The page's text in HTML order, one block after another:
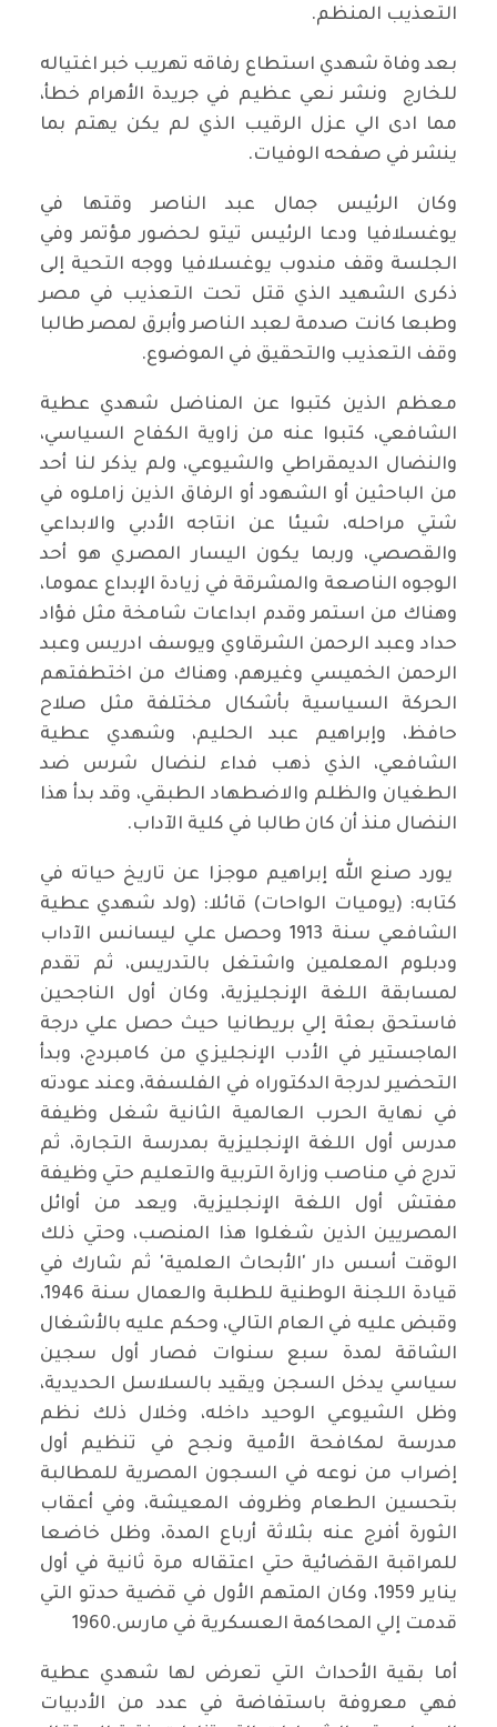
التعذيب المنظم.
بعد وفاة شهدي استطاع رفاقه تهريب خبر اغتياله
للخارج ونشر نعي عظيم في جريدة الأهرام خطأ،
مما ادى الي عزل الرقيب الذي لم يكن يهتم بما
ينشر في صفحه الوفيات.
وكان الرئيس جمال عبد الناصر وقتها في
يوغسلافيا ودعا الرئيس تيتو لحضور مؤتمر وفي
الجلسة وقف مندوب يوغسلافيا ووجه التحية إلى
ذكرى الشهيد الذي قتل تحت التعذيب في مصر
وطبعا كانت صدمة لعبد الناصر وأبرق لمصر طالبا
وقف التعذيب والتحقيق في الموضوع.
معظم الذين كتبوا عن المناضل شهدي عطية
الشافعي، كتبوا عنه من زاوية الكفاح السياسي،
والنضال الديمقراطي والشيوعي، ولم يذكر لنا أحد
من الباحثين أو الشهود أو الرفاق الذين زاملوه في
شتي مراحله، شيئا عن انتاجه الأدبي والابداعي
والقصصي، وربما يكون اليسار المصري هو أحد
الوجوه الناصعة والمشرقة في زيادة الإبداع عموما،
وهناك من استمر وقدم ابداعات شامخة مثل فؤاد
حداد وعبد الرحمن الشرقاوي ويوسف ادريس وعبد
الرحمن الخميسي وغيرهم، وهناك من اختطفتهم
الحركة السياسية بأشكال مختلفة مثل صلاح
حافظ، وإبراهيم عبد الحليم، وشهدي عطية
الشافعي، الذي ذهب فداء لنضال شرس ضد
الطغيان والظلم والاضطهاد الطبقي، وقد بدأ هذا
النضال منذ أن كان طالبا في كلية الآداب.
يورد صنع الله إبراهيم موجزا عن تاريخ حياته في
كتابه: (يوميات الواحات) قائلا: (ولد شهدي عطية
الشافعي سنة 1913 وحصل علي ليسانس الآداب
ودبلوم المعلمين واشتغل بالتدريس، ثم تقدم
لمسابقة اللغة الإنجليزية، وكان أول الناجحين
فاستحق بعثة إلي بريطانيا حيث حصل علي درجة
الماجستير في الأدب الإنجليزي من كامبردج، وبدأ
التحضير لدرجة الدكتوراه في الفلسفة، وعند عودته
في نهاية الحرب العالمية الثانية شغل وظيفة
مدرس أول اللغة الإنجليزية بمدرسة التجارة، ثم
تدرج في مناصب وزارة التربية والتعليم حتي وظيفة
مفتش أول اللغة الإنجليزية، ويعد من أوائل
المصريين الذين شغلوا هذا المنصب، وحتي ذلك
الوقت أسس دار 'الأبحاث العلمية' ثم شارك في
قيادة اللجنة الوطنية للطلبة والعمال سنة 1946،
وقبض عليه في العام التالي، وحكم عليه بالأشغال
الشاقة لمدة سبع سنوات فصار أول سجين
سياسي يدخل السجن ويقيد بالسلاسل الحديدية،
وظل الشيوعي الوحيد داخله، وخلال ذلك نظم
مدرسة لمكافحة الأمية ونجح في تنظيم أول
إضراب من نوعه في السجون المصرية للمطالبة
بتحسين الطعام وظروف المعيشة، وفي أعقاب
الثورة أفرج عنه بثلاثة أرباع المدة، وظل خاضعا
للمراقبة القضائية حتي اعتقاله مرة ثانية في أول
يناير 1959، وكان المتهم الأول في قضية حدتو التي
قدمت إلي المحاكمة العسكرية في مارس.1960
أما بقية الأحداث التي تعرض لها شهدي عطية
فهي معروفة باستفاضة في عدد من الأدبيات